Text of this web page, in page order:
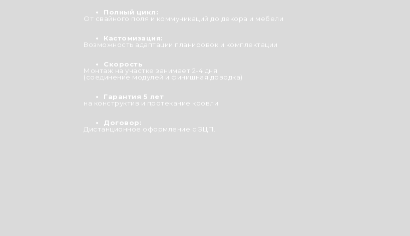
Полный цикл:
От свайного поля и коммуникаций до декора и мебели
Кастомизация:
Возможность адаптации планировок и комплектации
Скорость
Монтаж на участке занимает 2-4 дня
(соединение модулей и финишная доводка)
Гарантия 5 лет
на конструктив и протекание кровли.
Договор:
Дистанционное оформление с ЭЦП.